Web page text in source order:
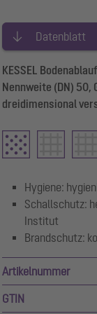
Datenblatt
KESSEL
Nennweite (DN) 50,
dreidimensional
Hygiene:
Schallschutz:
Institut
Brandschutz:
Artikelnummer
GTIN